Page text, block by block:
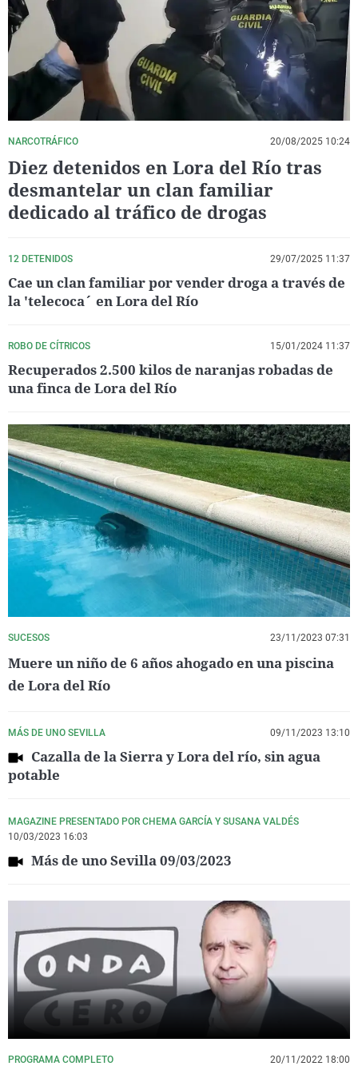
La rosa de los vientos
Gente viajera
Como el perro y el
Caso
Retornados
Equipo de
Operación Viuda
Extremadura
Galicia
La Rioja
Navarra
País Vasco
Virales
Televisión
Elecciones
NARCOTRÁFICO 20/08/2025 10:24
Diez detenidos en Lora del Río tras
desmantelar un clan familiar
dedicado al tráfico de drogas
12 DETENIDOS 29/07/2025 11:37
Cae un clan familiar por vender droga a través de
la 'telecoca´ en Lora del Río
ROBO DE CÍTRICOS 15/01/2024 11:37
Recuperados 2.500 kilos de naranjas robadas de
una finca de Lora del Río
SUCESOS 23/11/2023 07:31
Muere un niño de 6 años ahogado en una piscina
de Lora del Río
MÁS DE UNO SEVILLA 09/11/2023 13:10
Cazalla de la Sierra y Lora del río, sin agua
potable
MAGAZINE PRESENTADO POR CHEMA GARCÍA Y SUSANA VALDÉS
10/03/2023 16:03
Más de uno Sevilla 09/03/2023
PROGRAMA COMPLETO 20/11/2022 18:00